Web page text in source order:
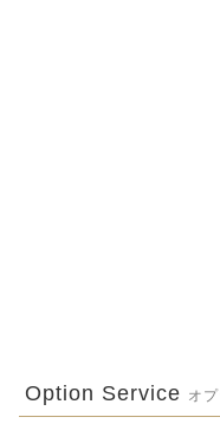
Option Service オ